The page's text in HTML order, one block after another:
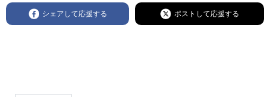
シェアして応援する ポストして応援する